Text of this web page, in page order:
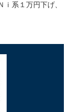
系１万円下げ、